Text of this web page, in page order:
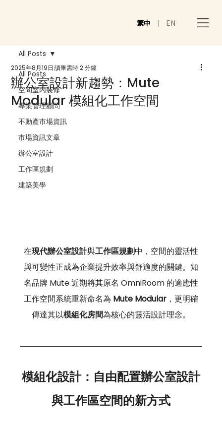
繁中 ｜ EN
All Posts
空間室內裝修
專業管理顧問
不動產市場資訊
市場資訊文章
辦公室設計
工作區規劃
建築美學
All Posts
辦公室設計新趨勢：Mute
Modular 模組化工作空間
2025年8月19日 讀畢需時 2 分鐘
在現代辦公室設計與工作區規劃中，空間的靈活性
與可變性正成為企業提升效率與舒適度的關鍵。知
名品牌 Mute 近期將其原名 OmniRoom 的適應性
工作空間系統重新命名為 Mute Modular ，更明確
傳達其以模組化房間為核心的靈活設計理念。
模組化設計：自由配置辦公室設計
與工作區空間的新方式